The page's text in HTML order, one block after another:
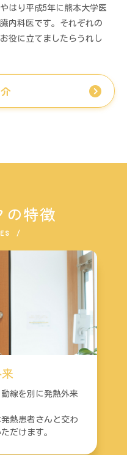
はり平成5年に熊本大学医
内科医です。それぞれの
役に立てましたらうれし
の特徴
線を別に発熱外来
熱患者さんと交わ
だけます。